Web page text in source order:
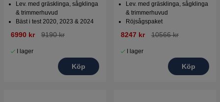
Lev. med gräsklinga, sågklinga
& trimmerhuvud
Bäst i test 2020, 2023 & 2024
6990 kr 9190 kr
I lager
Köp
Lev. med gräsklinga, sågklinga
& trimmerhuvud
Röjsågspaket
8247 kr 10566 kr
I lager
Köp